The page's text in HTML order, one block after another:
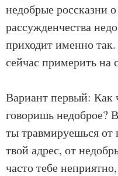
недобрые россказни
рассужденчества
приходит именно
сейчас примерить на
Вариант первый: Как
говоришь недоброе?
ты травмируешься от
твой адрес, от
часто тебе